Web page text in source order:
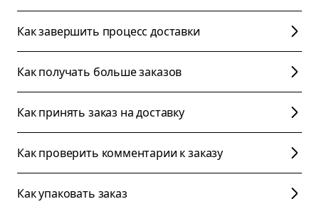
Как завершить процесс доставки
Как получать больше заказов
Как принять заказ на доставку
Как проверить комментарии к заказу
Как упаковать заказ